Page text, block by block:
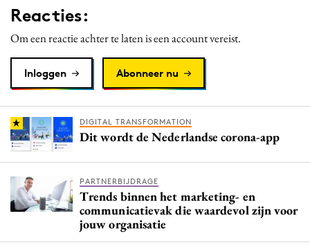
Purpose Marketing
Reputatie & crisis
Reacties:
Om een reactie achter te laten is een account vereist.
Inloggen Abonneer nu
DIGITAL TRANSFORMATION
Dit wordt de Nederlandse corona-app
PARTNERBIJDRAGE
Trends binnen het marketing- en
communicatievak die waardevol zijn voor
jouw organisatie